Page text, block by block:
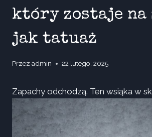
który zostaje na
jak tatuaż
Przez admin 22 lutego, 2025
Zapachy odchodzą. Ten wsiąka w